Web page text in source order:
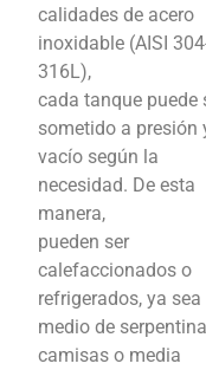
calidades de acero
inoxidable (AISI
316L),
cada tanque puede
sometido a presión
vacío según la
necesidad. De esta
manera,
pueden ser
calefaccionados o
refrigerados, ya sea
medio de
camisas o media